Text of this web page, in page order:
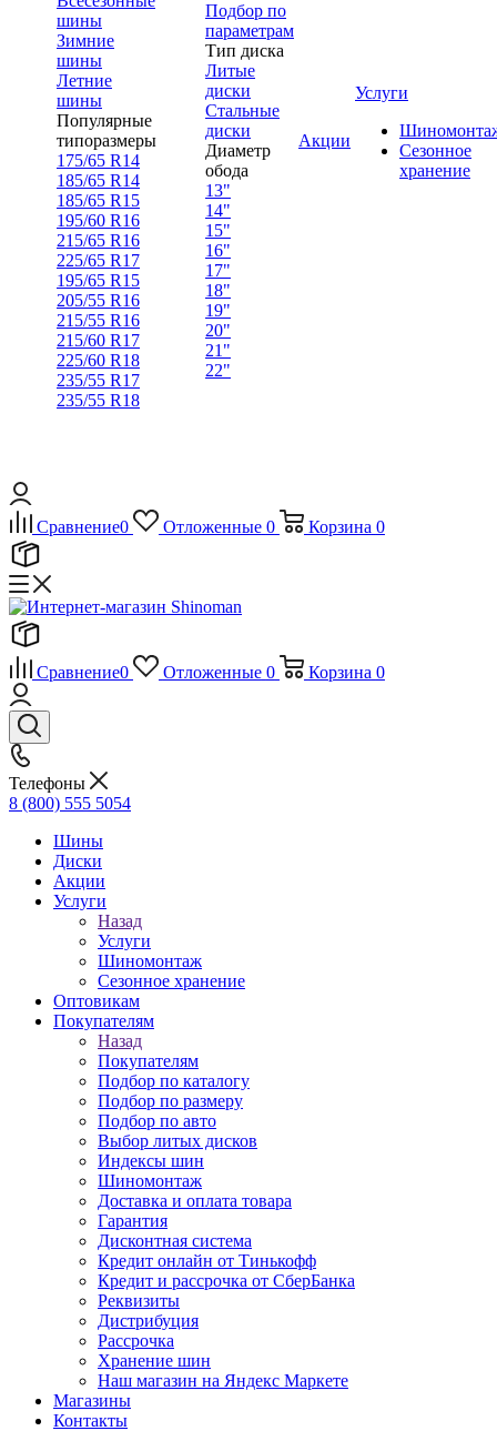
шины
Зимние
шины
Летние
шины
Популярные
типоразмеры
175/65 R14
185/65 R14
185/65 R15
195/60 R16
215/65 R16
225/65 R17
195/65 R15
205/55 R16
215/55 R16
215/60 R17
225/60 R18
235/55 R17
235/55 R18
Подбор по
параметрам
Тип диска
Литые
диски
Стальные
диски
Диаметр
обода
13"
14"
15"
16"
17"
18"
19"
20"
21"
22"
Акции
Услуги
Сезонное
хранение
Сравнение0 Отложенные 0 Корзина 0
Сравнение0 Отложенные 0 Корзина 0
Телефоны
8 (800) 555 5054
Шины
Диски
Акции
Услуги
Назад
Услуги
Шиномонтаж
Сезонное хранение
Оптовикам
Покупателям
Назад
Покупателям
Подбор по каталогу
Подбор по размеру
Подбор по авто
Выбор литых дисков
Индексы шин
Шиномонтаж
Доставка и оплата товара
Гарантия
Дисконтная система
Кредит онлайн от Тинькофф
Кредит и рассрочка от СберБанка
Реквизиты
Дистрибуция
Рассрочка
Хранение шин
Наш магазин на Яндекс Маркете
Магазины
Контакты